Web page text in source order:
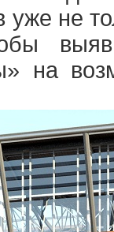
уже не
на